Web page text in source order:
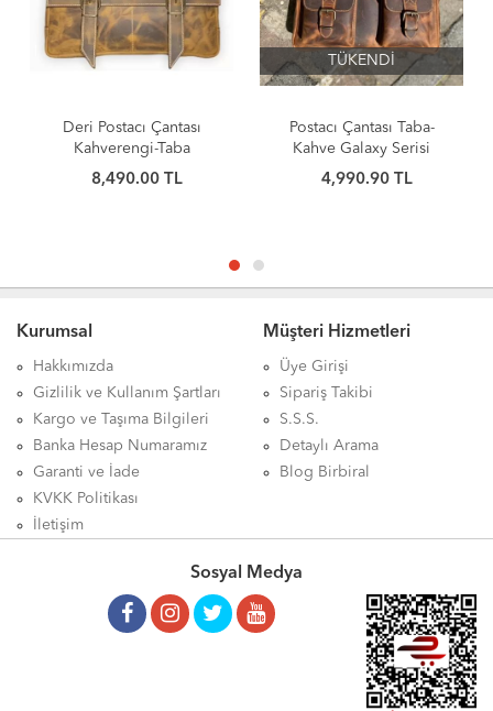
Deri Postacı Çantası
Kahverengi-Taba
8,490.00 TL
TÜKENDİ
Postacı Çantası Taba-
Kahve Galaxy Serisi
4,990.90 TL
Kurumsal
Hakkımızda
Gizlilik ve Kullanım Şartları
Kargo ve Taşıma Bilgileri
Banka Hesap Numaramız
Garanti ve İade
KVKK Politikası
İletişim
Müşteri Hizmetleri
Üye Girişi
Sipariş Takibi
S.S.S.
Detaylı Arama
Blog Birbiral
Sosyal Medya